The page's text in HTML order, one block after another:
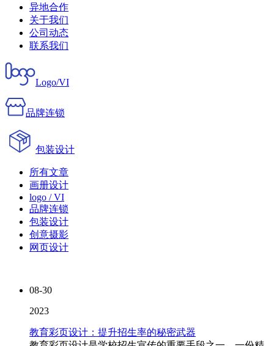
异地合作
关于我们
公司动态
联系我们
Logo/VI
品牌连锁
包装设计
所有文章
画册设计
logo / VI
品牌连锁
包装设计
创意摄影
网页设计
08-30
2023
教育彩页设计：提升招生率的秘密武器